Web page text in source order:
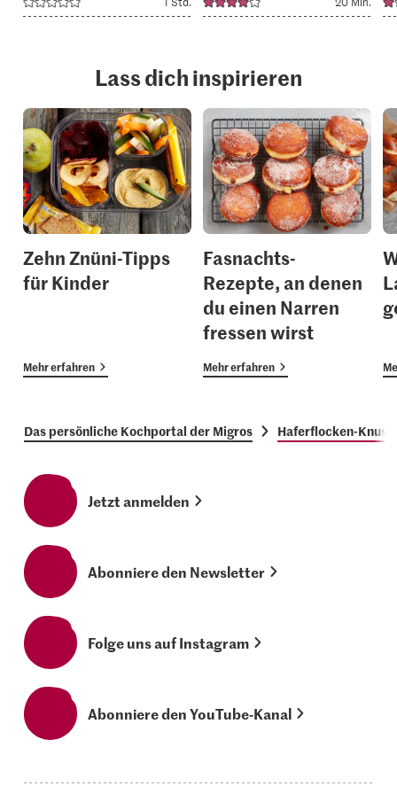
Lass dich inspirieren
Zehn Znüni-Tipps
für Kinder
Mehr erfahren
Fasnachts-
Rezepte, an denen
du einen Narren
fressen wirst
Mehr erfahren
Das persönliche Kochportal der Migros Haferflocken-
Jetzt anmelden
Abonniere den Newsletter
Folge uns auf Instagram
Abonniere den YouTube-Kanal